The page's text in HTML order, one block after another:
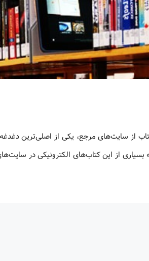
از سایت‌های مرجع، یکی از اصلی‌ترین
از این کتاب‌های الکترونیکی در